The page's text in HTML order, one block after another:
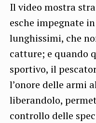
Il video mostra
esche impegnate
lunghissimi, che
catture; e quando
sportivo, il
l’onore delle armi
liberandolo,
controllo delle